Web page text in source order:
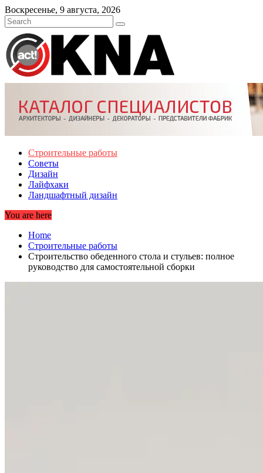
Skip
to
content
Воскресенье, 9 августа, 2026
Строительные работы
Советы
Дизайн
Лайфхаки
Ландшафтный дизайн
You are here
Home
Строительные работы
Строительство обеденного стола и стульев: полное
руководство для самостоятельной сборки